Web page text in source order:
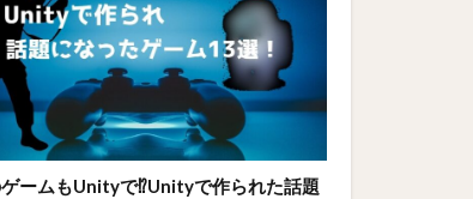
ームもUnityで⁉Unityで作られた話題